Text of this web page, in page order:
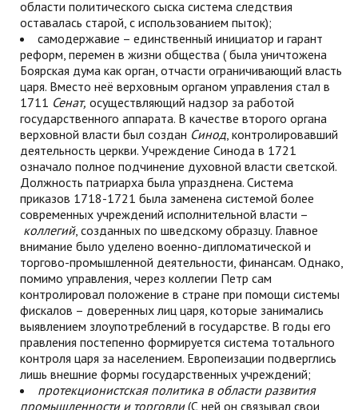
области политического сыска система следствия
оставалась старой, с использованием пыток);
самодержавие – единственный инициатор и гарант
реформ, перемен в жизни общества ( была уничтожена
Боярская дума как орган, отчасти ограничивающий власть
царя. Вместо неё верховным органом управления стал в
1711 Сенат, осуществляющий надзор за работой
государственного аппарата. В качестве второго органа
верховной власти был создан Синод, контролировавший
деятельность церкви. Учреждение Синода в 1721
означало полное подчинение духовной власти светской.
Должность патриарха была упразднена. Система
приказов 1718-1721 была заменена системой более
современных учреждений исполнительной власти –
коллегий, созданных по шведскому образцу. Главное
внимание было уделено военно-дипломатической и
торгово-промышленной деятельности, финансам. Однако,
помимо управления, через коллегии Петр сам
контролировал положение в стране при помощи системы
фискалов – доверенных лиц царя, которые занимались
выявлением злоупотреблений в государстве. В годы его
правления постепенно формируется система тотального
контроля царя за населением. Европеизации подверглись
лишь внешние формы государственных учреждений;
протекционистская политика в области развития
промышленности и торговли(С ней он связывал свои